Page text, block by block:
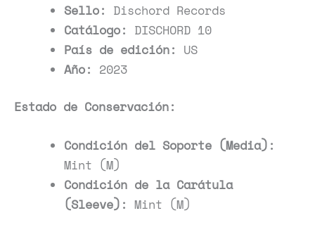
Sello: Dischord Records
Catálogo: DISCHORD 10
País de edición: US
Año: 2023
Estado de Conservación:
Condición del Soporte (Media):
Mint (M)
Condición de la Carátula
(Sleeve): Mint (M)